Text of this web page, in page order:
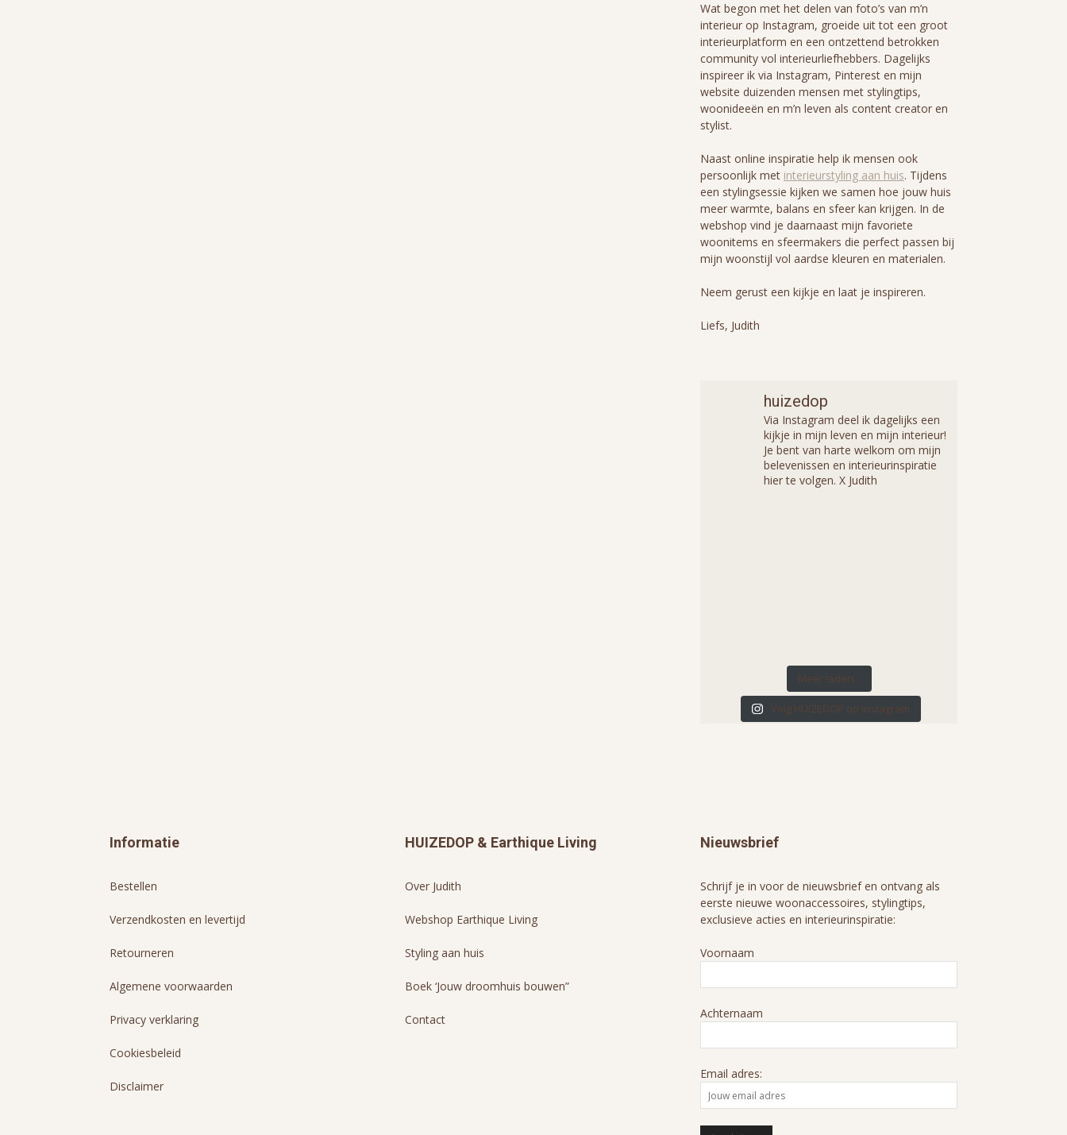
Wat begon met het delen van foto’s van m’n
interieur op Instagram, groeide uit tot een groot
interieurplatform en een ontzettend betrokken
community vol interieurliefhebbers. Dagelijks
inspireer ik via Instagram, Pinterest en mijn
website duizenden mensen met stylingtips,
woonideeën en m’n leven als content creator en
stylist.
Naast online inspiratie help ik mensen ook
persoonlijk met interieurstyling aan huis. Tijdens
een stylingsessie kijken we samen hoe jouw huis
meer warmte, balans en sfeer kan krijgen. In de
webshop vind je daarnaast mijn favoriete
woonitems en sfeermakers die perfect passen bij
mijn woonstijl vol aardse kleuren en materialen.
Neem gerust een kijkje en laat je inspireren.
Liefs, Judith
huizedop
Via Instagram deel ik dagelijks een
kijkje in mijn leven en mijn interieur!
Je bent van harte welkom om mijn
belevenissen en interieurinspiratie
hier te volgen. X Judith
Meer laden...
Volg HUIZEDOP op Instagram
Informatie
Bestellen
Verzendkosten en levertijd
Retourneren
Algemene voorwaarden
Privacy verklaring
Cookiesbeleid
Disclaimer
HUIZEDOP & Earthique Living
Over Judith
Webshop Earthique Living
Styling aan huis
Boek ‘Jouw droomhuis bouwen”
Contact
Nieuwsbrief
Schrijf je in voor de nieuwsbrief en ontvang als
eerste nieuwe woonaccessoires, stylingtips,
exclusieve acties en interieurinspiratie:
Voornaam
Achternaam
Email adres: